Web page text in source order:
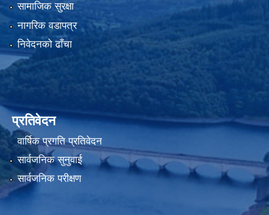
सामाजिक सुरक्षा
नागरिक वडापत्र
निवेदनको ढाँचा
प्रतिवेदन
वार्षिक प्रगति प्रतिवेदन
सार्वजनिक सुनुवाई
सार्वजनिक परीक्षण